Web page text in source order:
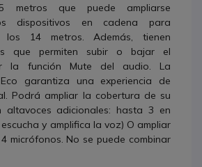
metros que puede ampliarse
dispositivos en cadena para
los 14 metros. Además, tienen
que permiten subir o bajar el
la función Mute del audio. La
garantiza una experiencia de
Podrá ampliar la cobertura de su
adicionales: hasta 3 en
y amplifica la voz) O ampliar
micrófonos. No se puede combinar